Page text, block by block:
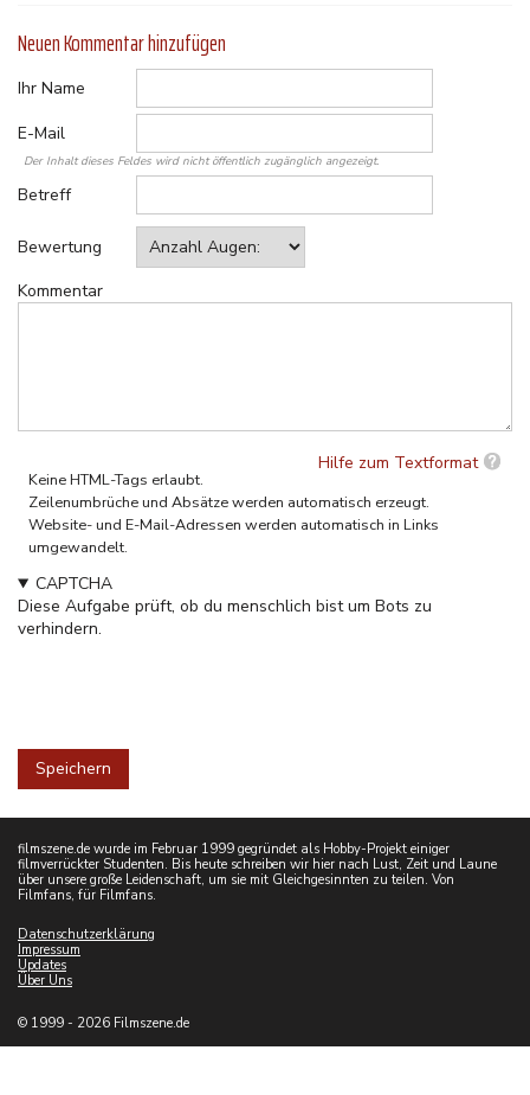
Neuen Kommentar hinzufügen
Ihr Name
E-Mail
Der Inhalt dieses Feldes wird nicht öffentlich zugänglich angezeigt.
Betreff
Bewertung
Kommentar
Hilfe zum Textformat
Keine HTML-Tags erlaubt.
Zeilenumbrüche und Absätze werden automatisch erzeugt.
Website- und E-Mail-Adressen werden automatisch in Links
umgewandelt.
CAPTCHA
Diese Aufgabe prüft, ob du menschlich bist um Bots zu
verhindern.
filmszene.de wurde im Februar 1999 gegründet als Hobby-Projekt einiger
filmverrückter Studenten. Bis heute schreiben wir hier nach Lust, Zeit und Laune
über unsere große Leidenschaft, um sie mit Gleichgesinnten zu teilen. Von
Filmfans, für Filmfans.
Datenschutzerklärung
Impressum
Updates
Über Uns
© 1999 - 2026 Filmszene.de